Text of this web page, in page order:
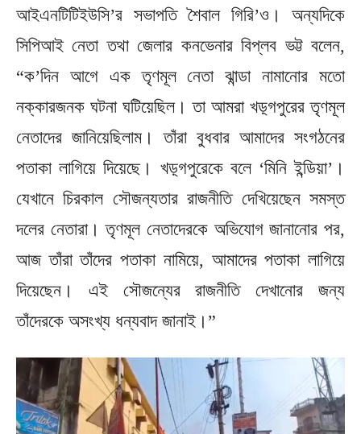
আইএনটিটিইউসি’র সভাপতি শৈবাল গিরি’ও। অন্যদিকে
সিপিআই নেতা তথা জেলার কনভেনার বিপ্লব‌ ভট্ট বলেন,
“ক’দিন আগে এক তৃণমূল নেতা ঝান্ডা নামানোর মতো
নক্কারজনক ঘটনা ঘটিয়েছিল। তা আমরা খড়্গপুরের তৃণমূল
নেতাদের জানিয়েছিলাম। তাঁরা বুধবার আমাদের সংগঠনের
পতাকা লাগিয়ে দিয়েছে। খড়্গপুরেকে বলে ‘মিনি ইন্ডিয়া’।
যেখানে চিরকাল সৌজন্যতার রাজনীতি দেখিয়েছেন সমস্ত
দলের নেতারা। তৃণমূল নেতাদেরকে অভিযোগ জানানোর পর,
আজ তাঁরা তাঁদের পতাকা নামিয়ে, আমাদের পতাকা লাগিয়ে
দিয়েছেন। এই সৌজন্যের রাজনীতি দেখানোর জন্য
তাঁদেরকে অসংখ্য ধন্যবাদ জানাই।”